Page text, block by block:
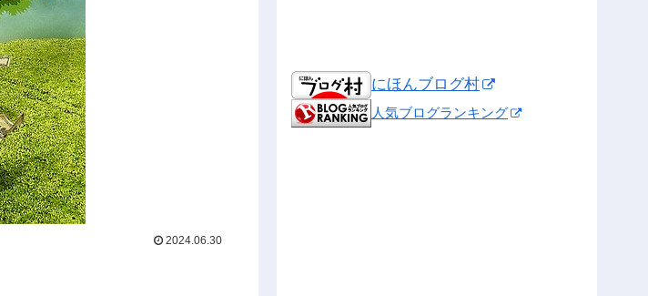
2024.06.30
にほんブログ村
人気ブログランキング